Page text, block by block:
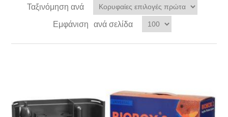
Ταξινόμηση ανά
Εμφάνιση
ανά σελίδα